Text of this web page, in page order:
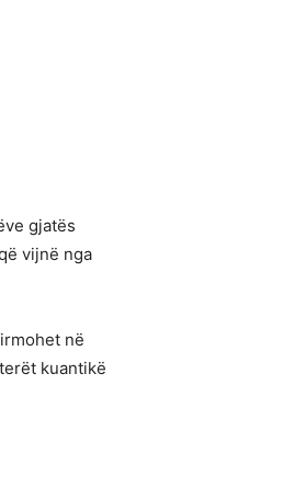
gjatës
vijnë nga
në
kuantikë